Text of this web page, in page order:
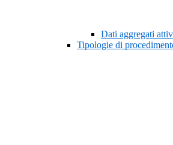
Dati aggregati
Tipologie di